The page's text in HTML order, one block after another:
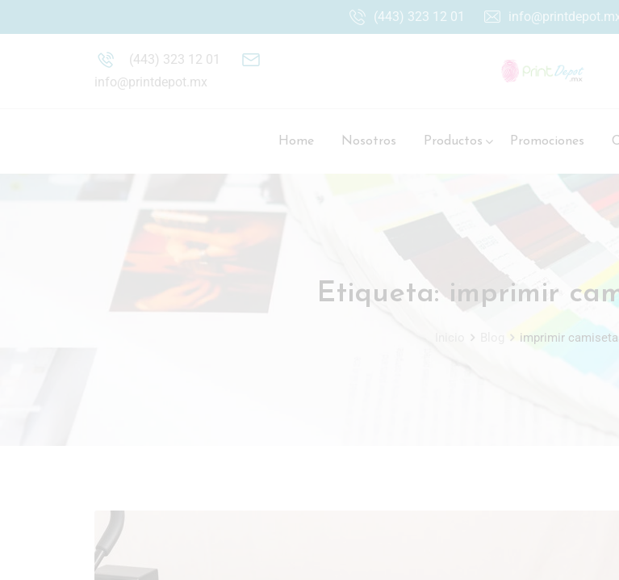
(443) 323 12 01
(443) 323 12 01
info@printdepot.mx
Home Nosotros Productos Promociones
Etiqueta: imprimir
imprimir